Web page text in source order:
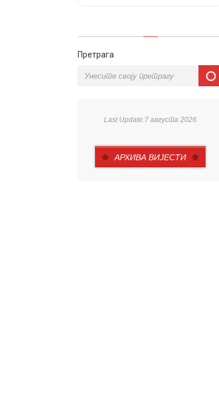
Претрага
Last Update:7 августа 2026
АРХИВА ВИЈЕСТИ